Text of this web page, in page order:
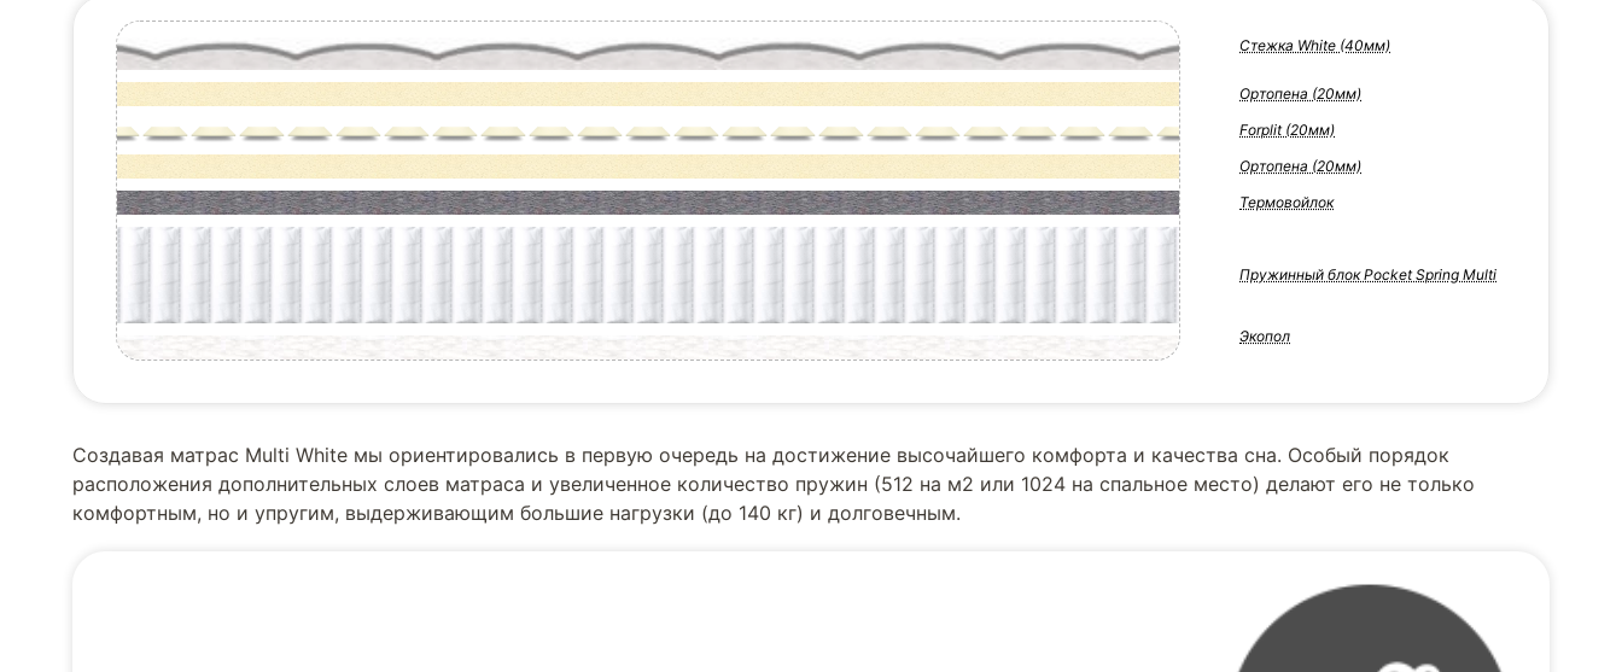
Стежка White (40мм)
Ортопена (20мм)
Forplit (20мм)
Ортопена (20мм)
Термовойлок
Пружинный блок Pocket Spring Multi
Экопол
Создавая матрас Multi White мы ориентировались в первую очередь на достижение высочайшего комфорта и качества сна. Особый порядок
расположения дополнительных слоев матраса и увеличенное количество пружин (512 на м2 или 1024 на спальное место) делают его не только
комфортным, но и упругим, выдерживающим большие нагрузки (до 140 кг) и долговечным.